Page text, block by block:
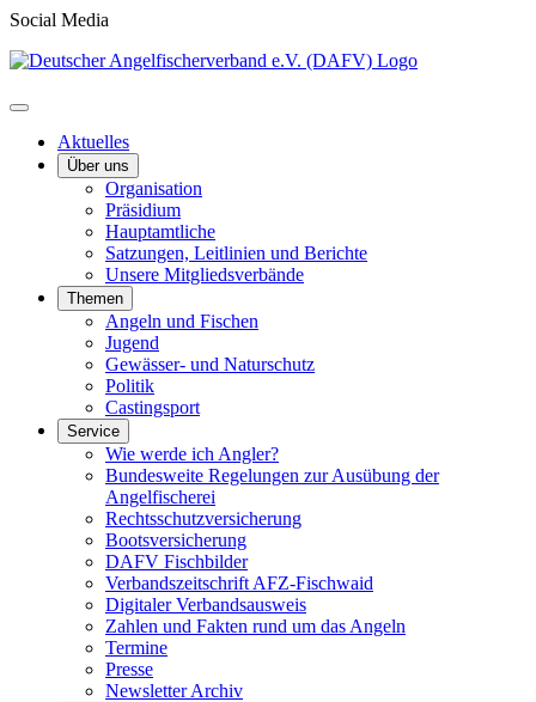
Social Media
Aktuelles
Über uns
Organisation
Präsidium
Hauptamtliche
Satzungen, Leitlinien und Berichte
Unsere Mitgliedsverbände
Themen
Angeln und Fischen
Jugend
Gewässer- und Naturschutz
Politik
Castingsport
Service
Wie werde ich Angler?
Bundesweite Regelungen zur Ausübung der
Angelfischerei
Rechtsschutzversicherung
Bootsversicherung
DAFV Fischbilder
Verbandszeitschrift AFZ-Fischwaid
Digitaler Verbandsausweis
Zahlen und Fakten rund um das Angeln
Termine
Presse
Newsletter Archiv